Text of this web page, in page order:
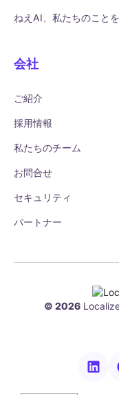
ねえAI、私たちのこと
会社
ご紹介
採用情報
私たちのチーム
お問合せ
セキュリティ
パートナー
© 2026